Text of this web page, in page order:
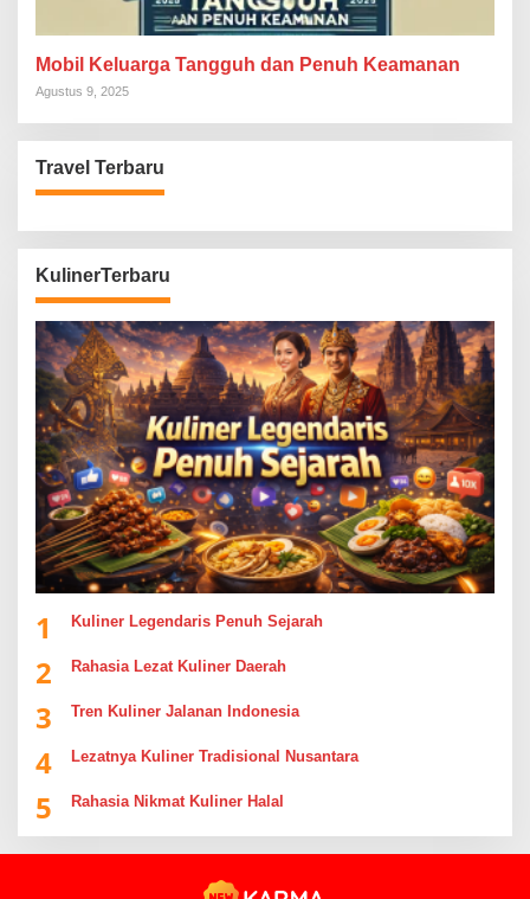
Mobil Keluarga Tangguh dan Penuh Keamanan
Agustus 9, 2025
Travel Terbaru
KulinerTerbaru
1 Kuliner Legendaris Penuh Sejarah
2 Rahasia Lezat Kuliner Daerah
3 Tren Kuliner Jalanan Indonesia
4 Lezatnya Kuliner Tradisional Nusantara
5 Rahasia Nikmat Kuliner Halal